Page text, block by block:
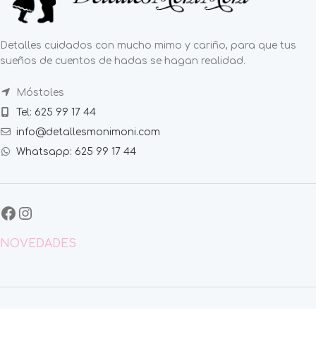
Detalles cuidados con mucho mimo y cariño, para que tus
sueños de cuentos de hadas se hagan realidad.
Móstoles
Tel: 625 99 17 44
info@detallesmonimoni.com
Whatsapp: 625 99 17 44
NOVEDADES